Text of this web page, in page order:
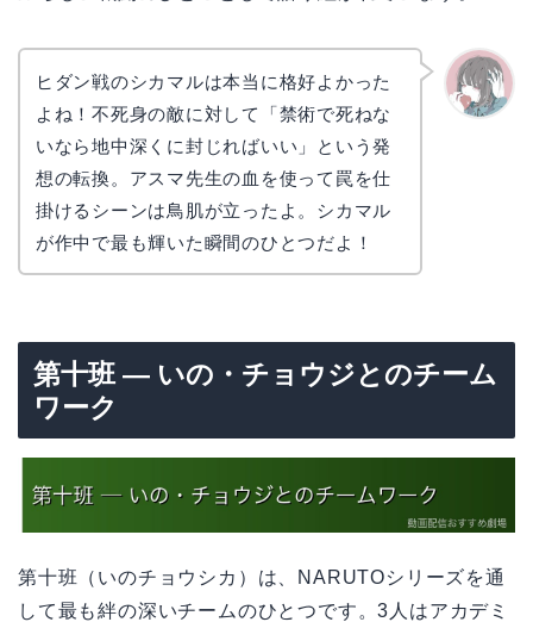
ヒダン戦のシカマルは本当に格好よかった
よね！不死身の敵に対して「禁術で死ねな
いなら地中深くに封じればいい」という発
想の転換。アスマ先生の血を使って罠を仕
掛けるシーンは鳥肌が立ったよ。シカマル
が作中で最も輝いた瞬間のひとつだよ！
第十班 — いの・チョウジとのチーム
ワーク
第十班（いのチョウシカ）は、NARUTOシリーズを通
して最も絆の深いチームのひとつです。3人はアカデミ